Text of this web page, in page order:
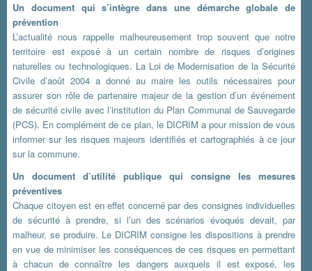
Un document qui s’intègre dans une démarche globale de
prévention
L’actualité nous rappelle malheureusement trop souvent que notre
territoire est exposé à un certain nombre de risques d’origines
naturelles ou technologiques. La Loi de Modernisation de la Sécurité
Civile d’août 2004 a donné au maire les outils nécessaires pour
assurer son rôle de partenaire majeur de la gestion d’un événement
de sécurité civile avec l’institution du Plan Communal de Sauvegarde
(PCS). En complément de ce plan, le DICRIM a pour mission de vous
informer sur les risques majeurs identifiés et cartographiés à ce jour
sur la commune.
Un document d’utilité publique qui consigne les mesures
préventives
Chaque citoyen est en effet concerné par des consignes individuelles
de sécurité à prendre, si l’un des scénarios évoqués devait, par
malheur, se produire. Le DICRIM consigne les dispositions à prendre
en vue de minimiser les conséquences de ces risques en permettant
à chacun de connaître les dangers auxquels il est exposé, les